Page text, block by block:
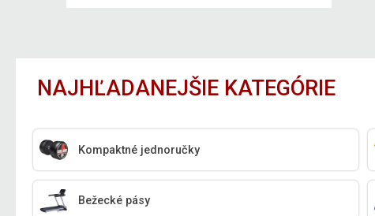
NAJHĽADANEJŠIE KATEGÓRIE
Kompaktné jednoručky
Bežecké pásy